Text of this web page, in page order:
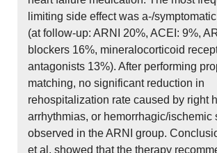
limiting side effect was a-/
(at follow-up: ARNI 20%, ACEI: 9%,
blockers 16%, mineralocorticoid
antagonists 13%). After performing
matching, no significant reduction in
rehospitalization rate caused by right
arrhythmias, or hemorrhagic/ischemic
observed in the ARNI group.
et al. showed that the therapy